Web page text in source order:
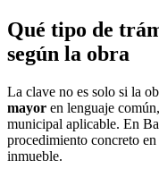
Qué tipo de
según la obra
La clave no es solo si la
mayor en lenguaje
municipal aplicable. En
procedimiento concreto
inmueble.